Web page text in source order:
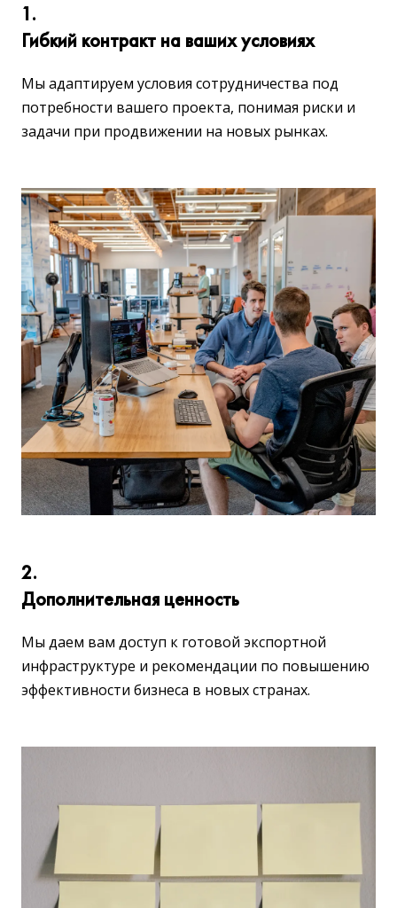
1.
Гибкий контракт на ваших условиях
Мы адаптируем условия сотрудничества под
потребности вашего проекта, понимая риски и
задачи при продвижении на новых рынках.
2.
Дополнительная ценность
Мы даем вам доступ к готовой экспортной
инфраструктуре и рекомендации по повышению
эффективности бизнеса в новых странах.